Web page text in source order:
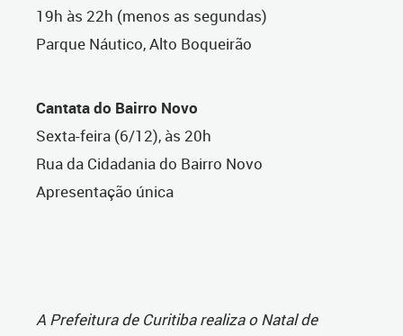
19h às 22h (menos as segundas)
Parque Náutico, Alto Boqueirão
Cantata do Bairro Novo
Sexta-feira (6/12), às 20h
Rua da Cidadania do Bairro Novo
Apresentação única
A Prefeitura de Curitiba realiza o Natal de